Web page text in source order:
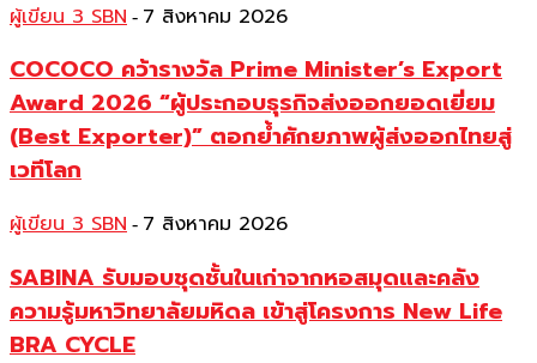
ผู้เขียน 3 SBN - 7 สิงหาคม 2026
COCOCO คว้ารางวัล Prime Minister’s Export
Award 2026 “ผู้ประกอบธุรกิจส่งออกยอดเยี่ยม
(Best Exporter)” ตอกย้ำศักยภาพผู้ส่งออกไทยสู่
เวทีโลก
ผู้เขียน 3 SBN - 7 สิงหาคม 2026
SABINA รับมอบชุดชั้นในเก่าจากหอสมุดและคลัง
ความรู้มหาวิทยาลัยมหิดล เข้าสู่โครงการ New Life
BRA CYCLE